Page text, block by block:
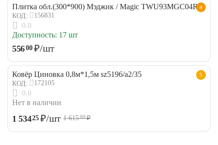
4
Плитка обл.(300*900) Мэджик / Magic TWU93MGC04R
КОД: 156831
0.0
Доступность: 17 шт
55600 ₽/шт
5
Ковёр Циновка 0,8м*1,5м sz5196/a2/35
КОД: 172105
0.0
Нет в наличии
1 53425 ₽/шт 1 61500₽